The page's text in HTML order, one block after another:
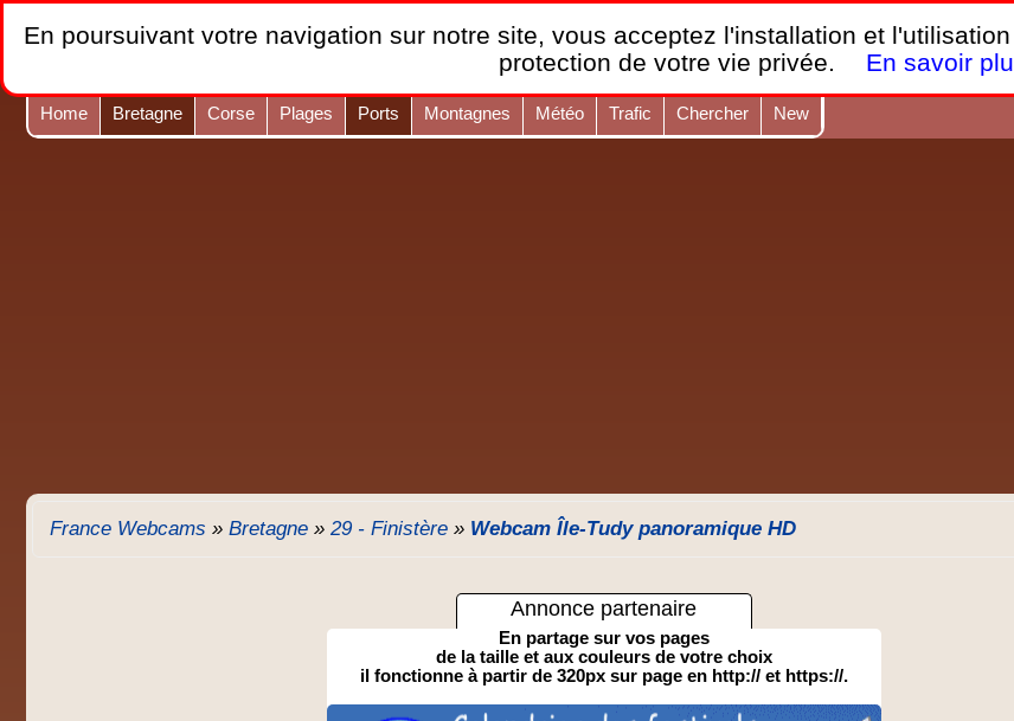
France Webcams,
Les webcams sur mobiles, portables et PC.
Home Bretagne Corse Plages Ports Montagnes Météo Trafic Chercher New
France Webcams » Bretagne » 29 - Finistère » Webcam Île-Tudy panoramique HD
Annonce partenaire
En partage sur vos pages
de la taille et aux couleurs de votre choix
il fonctionne à partir de 320px sur page en http:// et https://.
En poursuivant votre navigation sur notre site, vous acceptez l'installation et
protection de votre vie privée.
En savoir